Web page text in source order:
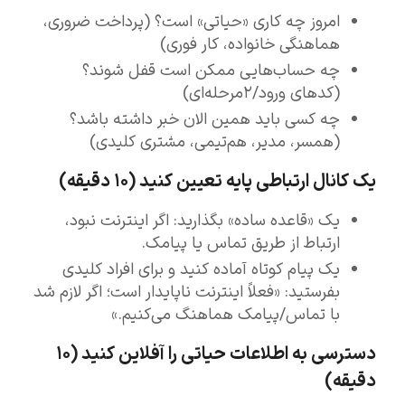
امروز چه کاری «حیاتی» است؟ (پرداخت ضروری،
هماهنگی خانواده، کار فوری)
چه حساب‌هایی ممکن است قفل شوند؟
(کدهای ورود/۲مرحله‌ای)
چه کسی باید همین الان خبر داشته باشد؟
(همسر، مدیر، هم‌تیمی، مشتری کلیدی)
یک کانال ارتباطی پایه تعیین کنید (۱۰ دقیقه)
یک «قاعده ساده» بگذارید: اگر اینترنت نبود،
ارتباط از طریق تماس یا پیامک.
یک پیام کوتاه آماده کنید و برای افراد کلیدی
بفرستید: «فعلاً اینترنت ناپایدار است؛ اگر لازم شد
با تماس/پیامک هماهنگ می‌کنیم.»
دسترسی به اطلاعات حیاتی را آفلاین کنید (۱۰
دقیقه)